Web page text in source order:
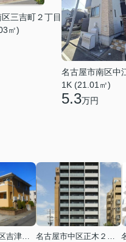
三吉町２丁目
㎡)
名古屋市南区中
1K (21.01㎡)
5.3万円